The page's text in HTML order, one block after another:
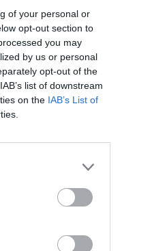
of your personal or
opt-out section to
you may
by us or personal
opt-out of the
list of downstream
on the IAB’s List of
UDMR
PMP (Tomac)
Forța Dreptei (L.
REPER
SOS (Șoșoacă)
POT (Gavrilă)
Acțiunea
PUSL (D. Voiculescu)